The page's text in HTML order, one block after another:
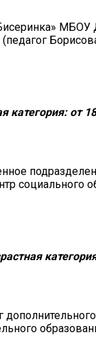
МБОУ
категория: от
социального